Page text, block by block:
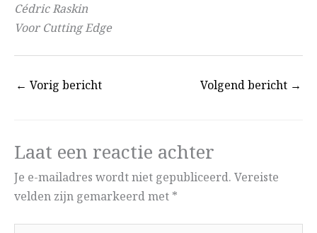
Cédric Raskin
Voor Cutting Edge
← Vorig bericht Volgend bericht →
Laat een reactie achter
Je e-mailadres wordt niet gepubliceerd. Vereiste
velden zijn gemarkeerd met *